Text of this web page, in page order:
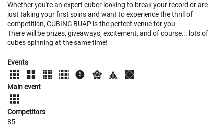
Whether you're an expert cuber looking to break your record or are
just taking your first spins and want to experience the thrill of
competition, CUBING BUAP is the perfect venue for you.
There will be prizes, giveaways, excitement, and of course... lots of
cubes spinning at the same time!
Events
Main event
Competitors
85